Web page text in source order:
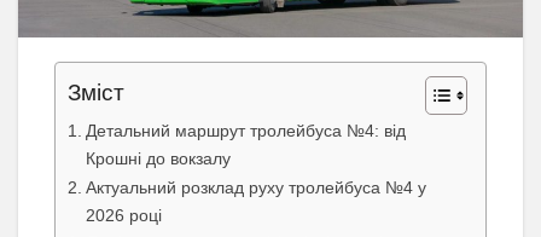
Зміст
Детальний маршрут тролейбуса №4: від
Крошні до вокзалу
Актуальний розклад руху тролейбуса №4 у
2026 році